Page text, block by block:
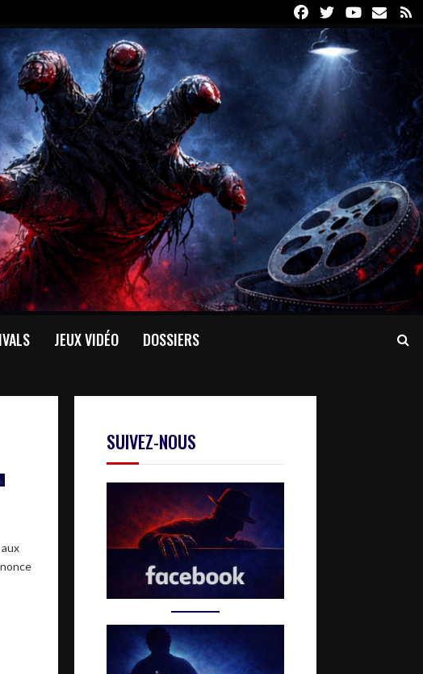
FacebookTwitterYoutube
Email
JEUX VIDÉO DOSSIERS
SUIVEZ-NOUS